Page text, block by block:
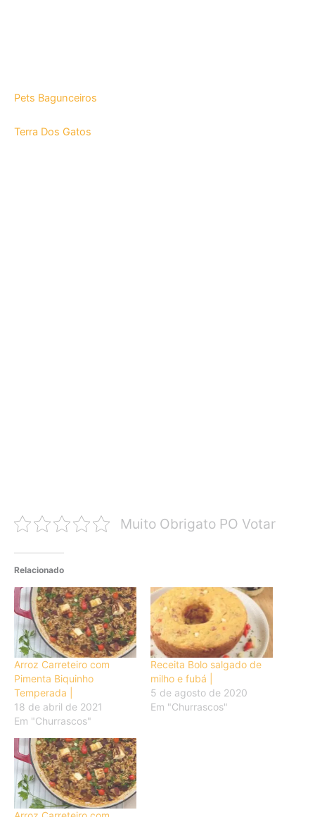
Pets Bagunceiros
Terra Dos Gatos
Muito Obrigato PO Votar
Relacionado
Arroz Carreteiro com
Pimenta Biquinho
Temperada |
18 de abril de 2021
Em "Churrascos"
Receita Bolo salgado de
milho e fubá |
5 de agosto de 2020
Em "Churrascos"